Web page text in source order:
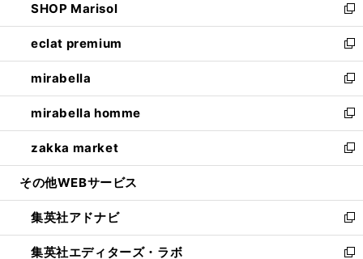
く
で
開
く
ド
ウ
で
開
く
ィ
ン
ド
ウ
で
開
く
い
ウ
ィ
ン
ド
ウ
で
開
く
SHOP Marisol
新
し
い
ウ
ィ
ン
ド
ウ
で
開
eclat premium
新
し
い
ウ
ィ
ン
ド
ウ
開
く
mirabella
新
し
い
ウ
ィ
ン
ウ
で
開
く
mirabella homme
新
し
い
ウ
ン
ド
ウ
で
zakka market
新
し
ウ
ィ
ン
ド
その他WEBサービス
集英社アドナビ
新
し
い
集英社エディターズ・ラボ 新